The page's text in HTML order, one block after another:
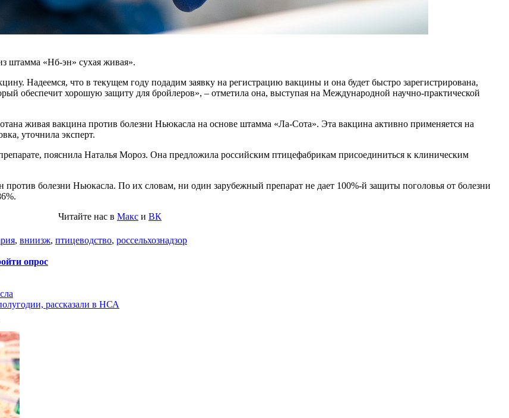
штамма «Нб-эн» сухая живая».
Надеемся, что в текущем году подадим заявку на регистрацию вакцины и она будет быстро зарегистрирована,
обеспечит хорошую защиту для бройлеров», – отметила она, выступая на Международной научно-практической
живая вакцина против болезни Ньюкасла на основе штамма «Ла-Сота». Эта вакцина активно применяется на
уточнила эксперт.
пояснила Наталья Мороз. Она предложила российским птицефабрикам присоединиться к клиническим
болезни Ньюкасла. По их словам, ни один зарубежный препарат не дает 100%-й защиты поголовья от болезни
Читайте нас в Макс и ВК
, вниизж, птицеводство, россельхознадзор
опрос
рассказали в НСА